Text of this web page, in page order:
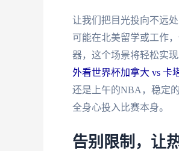
让我们把目光投向不远
可能在北美留学或工作
器，这个场景将轻松实
外看世界杯加拿大 vs 卡
还是上午的NBA，稳定
全身心投入比赛本身。
告别限制，让